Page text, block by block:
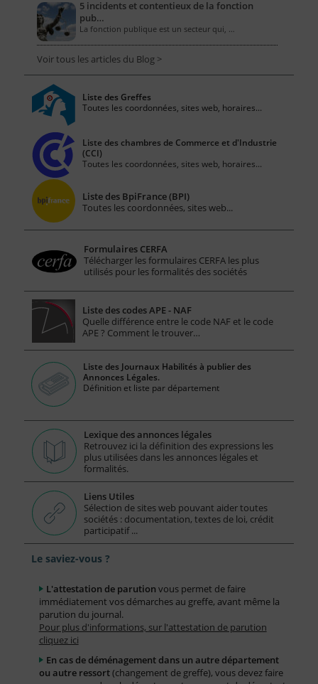
5 incidents et contentieux de la fonction
pub…
La fonction publique est un secteur qui, …
Voir tous les articles du Blog >
Liste des Greffes
Toutes les coordonnées, sites web, horaires...
Liste des chambres de Commerce et d'Industrie
(CCI)
Toutes les coordonnées, sites web, horaires...
Liste des BpiFrance (BPI)
Toutes les coordonnées, sites web...
Formulaires CERFA
Télécharger les formulaires CERFA les plus
utilisés pour les formalités des sociétés
Liste des codes APE - NAF
Quelle différence entre le code NAF et le code
APE ? Comment le trouver…
Liste des Journaux Habilités à publier des
Annonces Légales.
Définition et liste par département
Lexique des annonces légales
Retrouvez ici la définition des expressions les
plus utilisées dans les annonces légales et
formalités.
Liens Utiles
Sélection de sites web pouvant aider toutes
sociétés : documentation, textes de loi, crédit
participatif ...
Le saviez-vous ?
L'attestation de parution vous permet de faire
immédiatement vos démarches au greffe, avant même la
parution du journal.
Pour plus d'informations, sur l'attestation de parution
cliquez ici
En cas de déménagement dans un autre département
ou autre ressort(changement de greffe), vous devez faire